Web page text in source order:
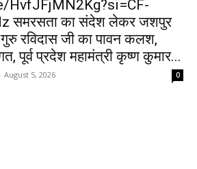
HvfJFjMN2Kg?si=CF-
समरसता का संदेश लेकर जशपुर
रविदास जी का पावन कलश,
पूर्व प्रदेश महामंत्री कृष्ण कुमार...
- August 5, 2026 0